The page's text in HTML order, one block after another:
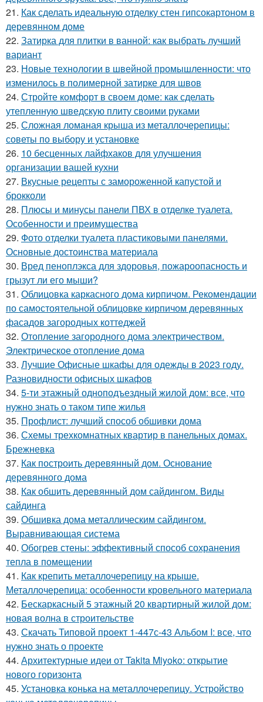
21. Как сделать идеальную отделку стен гипсокартоном в
деревянном доме
22. Затирка для плитки в ванной: как выбрать лучший
вариант
23. Новые технологии в швейной промышленности: что
изменилось в полимерной затирке для швов
24. Стройте комфорт в своем доме: как сделать
утепленную шведскую плиту своими руками
25. Сложная ломаная крыша из металлочерепицы:
советы по выбору и установке
26. 10 бесценных лайфхаков для улучшения
организации вашей кухни
27. Вкусные рецепты с замороженной капустой и
брокколи
28. Плюсы и минусы панели ПВХ в отделке туалета.
Особенности и преимущества
29. Фото отделки туалета пластиковыми панелями.
Основные достоинства материала
30. Вред пеноплэкса для здоровья, пожароопасность и
грызут ли его мыши?
31. Облицовка каркасного дома кирпичом. Рекомендации
по самостоятельной облицовке кирпичом деревянных
фасадов загородных коттеджей
32. Отопление загородного дома электричеством.
Электрическое отопление дома
33. Лучшие Офисные шкафы для одежды в 2023 году.
Разновидности офисных шкафов
34. 5-ти этажный одноподъездный жилой дом: все, что
нужно знать о таком типе жилья
35. Профлист: лучший способ обшивки дома
36. Схемы трехкомнатных квартир в панельных домах.
Брежневка
37. Как построить деревянный дом. Основание
деревянного дома
38. Как обшить деревянный дом сайдингом. Виды
сайдинга
39. Обшивка дома металлическим сайдингом.
Выравнивающая система
40. Обогрев стены: эффективный способ сохранения
тепла в помещении
41. Как крепить металлочерепицу на крыше.
Металлочерепица: особенности кровельного материала
42. Бескаркасный 5 этажный 20 квартирный жилой дом:
новая волна в строительстве
43. Скачать Типовой проект 1-447с-43 Альбом I: все, что
нужно знать о проекте
44. Архитектурные идеи от Takita Miyoko: открытие
нового горизонта
45. Установка конька на металлочерепицу. Устройство